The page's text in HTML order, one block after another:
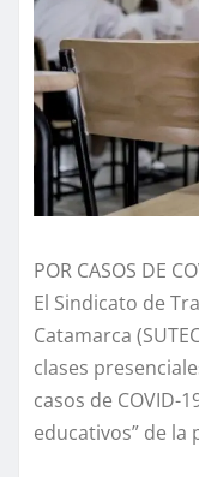
POR CASOS DE
El Sindicato de
Catamarca
clases
casos de COVID-
educativos” de la